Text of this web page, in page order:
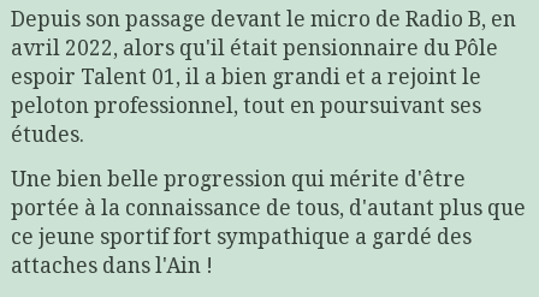
Depuis son passage devant le micro de Radio B, en
avril 2022, alors qu'il était pensionnaire du Pôle
espoir Talent 01, il a bien grandi et a rejoint le
peloton professionnel, tout en poursuivant ses
études.
Une bien belle progression qui mérite d'être
portée à la connaissance de tous, d'autant plus que
ce jeune sportif fort sympathique a gardé des
attaches dans l'Ain !